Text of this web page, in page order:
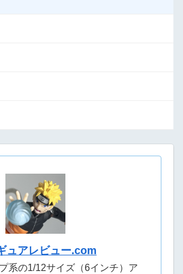
ュアレビュー.com
系の1/12サイズ（6インチ）ア